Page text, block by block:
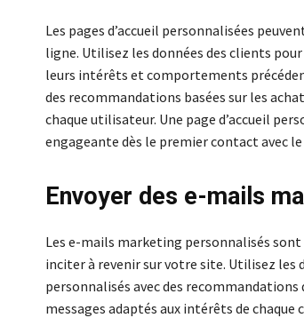
Les pages d’accueil personnalisées
ligne. Utilisez les données des clients
leurs intérêts et comportements
des recommandations basées sur les
chaque utilisateur. Une page d’accueil
engageante dès le premier contact avec
Envoyer des e-mails
Les e-mails marketing personnalisés
inciter à revenir sur votre site. Utilisez les
personnalisés avec des
messages adaptés aux intérêts de chaque